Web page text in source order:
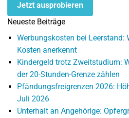
Jetzt ausprobieren
Neueste Beiträge
Werbungskosten bei Leerstand:
Kosten anerkennt
Kindergeld trotz Zweitstudium:
der 20-Stunden-Grenze zählen
Pfändungsfreigrenzen 2026:
Juli 2026
Unterhalt an Angehörige: